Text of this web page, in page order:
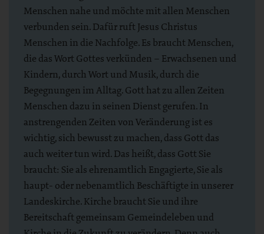
Menschen nahe und möchte mit allen Menschen
verbunden sein. Dafür ruft Jesus Christus
Menschen in die Nachfolge. Es braucht Menschen,
die das Wort Gottes verkünden – Erwachsenen und
Kindern, durch Wort und Musik, durch die
Begegnungen im Alltag. Gott hat zu allen Zeiten
Menschen dazu in seinen Dienst gerufen. In
anstrengenden Zeiten von Veränderung ist es
wichtig, sich bewusst zu machen, dass Gott das
auch weiter tun wird. Das heißt, dass Gott Sie
braucht: Sie als ehrenamtlich Engagierte, Sie als
haupt- oder nebenamtlich Beschäftigte in unserer
Landeskirche. Kirche braucht Sie und ihre
Bereitschaft gemeinsam Gemeindeleben und